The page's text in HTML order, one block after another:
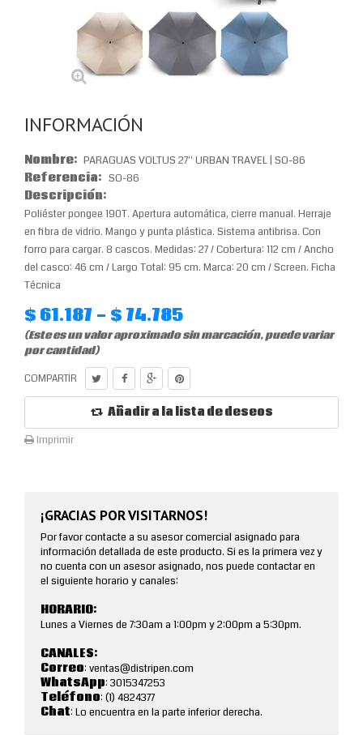
INFORMACIÓN
Nombre: PARAGUAS VOLTUS 27'' URBAN TRAVEL | SO-86
Referencia: SO-86
Descripción:
Poliéster pongee 190T. Apertura automática, cierre manual. Herraje
en fibra de vidrio. Mango y punta plástica. Sistema antibrisa. Con
forro para cargar. 8 cascos. Medidas: 27 / Cobertura: 112 cm / Ancho
del casco: 46 cm / Largo Total: 95 cm. Marca: 20 cm / Screen. Ficha
Técnica
$ 61.187 - $ 74.785
(Este es un valor aproximado sin marcación, puede variar
por cantidad)
COMPARTIR
Añadir a la lista de deseos
Imprimir
¡GRACIAS POR VISITARNOS!
Por favor contacte a su asesor comercial asignado para
información detallada de este producto. Si es la primera vez y
no cuenta con un asesor asignado, nos puede contactar en
el siguiente horario y canales:
HORARIO:
Lunes a Viernes de 7:30am a 1:00pm y 2:00pm a 5:30pm.
CANALES:
Correo: ventas@distripen.com
WhatsApp: 3015347253
Teléfono: (1) 4824377
Chat: Lo encuentra en la parte inferior derecha.